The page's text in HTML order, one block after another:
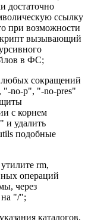
достаточно
ссылку
при возможности
вызывающий
в ФС;
любых сокращений
"‑no‑pres"
с корнем
и удалить
подобные
rm,
операций
через
на "/";
каталогов,